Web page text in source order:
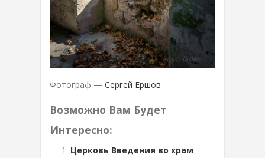
Фотограф — Сергей Ершов
Возможно Вам Будет
Интересно:
Церковь Введения во храм